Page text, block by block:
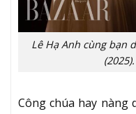
Lê Hạ Anh cùng bạn
Công chúa hay nàng